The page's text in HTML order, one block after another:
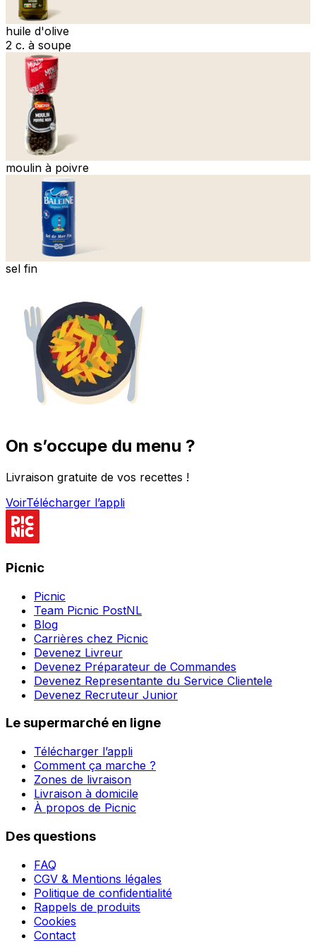
huile d'olive
2 c. à soupe
moulin à poivre
sel fin
On s’occupe du menu ?
Livraison gratuite de vos recettes !
VoirTélécharger l’appli
Picnic
Picnic
Team Picnic PostNL
Blog
Carrières chez Picnic
Devenez Livreur
Devenez Préparateur de Commandes
Devenez Representante du Service Clientele
Devenez Recruteur Junior
Le supermarché en ligne
Télécharger l’appli
Comment ça marche ?
Zones de livraison
Livraison à domicile
À propos de Picnic
Des questions
FAQ
CGV & Mentions légales
Politique de confidentialité
Rappels de produits
Cookies
Contact